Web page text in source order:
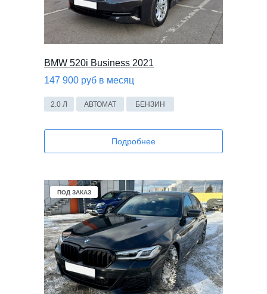
BMW 520i Business 2021
147 900 руб в месяц
Подробнее
2.0 Л АВТОМАТ БЕНЗИН
ПОД ЗАКАЗ